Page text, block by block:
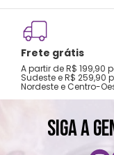
Frete grátis
A partir de R$ 199,90
Sudeste e R$ 259,90
Nordeste e Centro-
SIGA A